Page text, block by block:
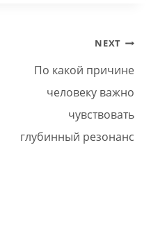
NEXT
По какой причине
человеку важно
чувствовать
глубинный резонанс